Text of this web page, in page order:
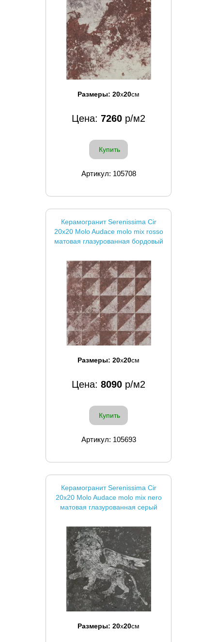
Размеры: 20x20см
Цена: 7260 р/м2
Купить
Артикул: 105708
Керамогранит Serenissima Cir
20x20 Molo Audace molo mix rosso
матовая глазурованная бордовый
Размеры: 20x20см
Цена: 8090 р/м2
Купить
Артикул: 105693
Керамогранит Serenissima Cir
20x20 Molo Audace molo mix nero
матовая глазурованная серый
Размеры: 20x20см